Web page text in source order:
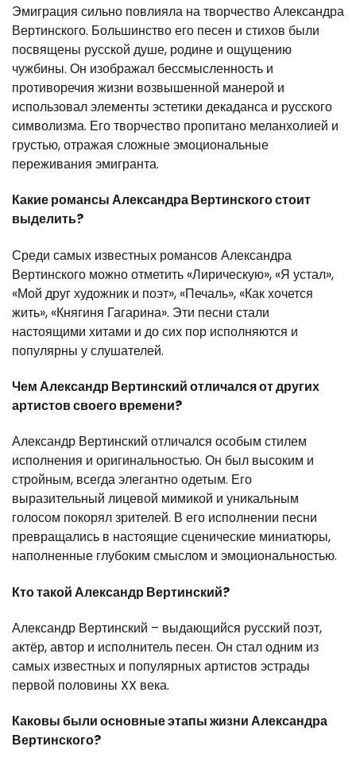
Эмиграция сильно повлияла на творчество Александра
Вертинского. Большинство его песен и стихов были
посвящены русской душе, родине и ощущению
чужбины. Он изображал бессмысленность и
противоречия жизни возвышенной манерой и
использовал элементы эстетики декаданса и русского
символизма. Его творчество пропитано меланхолией и
грустью, отражая сложные эмоциональные
переживания эмигранта.
Какие романсы Александра Вертинского стоит
выделить?
Среди самых известных романсов Александра
Вертинского можно отметить «Лирическую», «Я устал»,
«Мой друг художник и поэт», «Печаль», «Как хочется
жить», «Княгиня Гагарина». Эти песни стали
настоящими хитами и до сих пор исполняются и
популярны у слушателей.
Чем Александр Вертинский отличался от других
артистов своего времени?
Александр Вертинский отличался особым стилем
исполнения и оригинальностью. Он был высоким и
стройным, всегда элегантно одетым. Его
выразительный лицевой мимикой и уникальным
голосом покорял зрителей. В его исполнении песни
превращались в настоящие сценические миниатюры,
наполненные глубоким смыслом и эмоциональностью.
Кто такой Александр Вертинский?
Александр Вертинский – выдающийся русский поэт,
актёр, автор и исполнитель песен. Он стал одним из
самых известных и популярных артистов эстрады
первой половины XX века.
Каковы были основные этапы жизни Александра
Вертинского?